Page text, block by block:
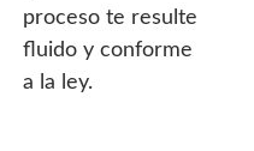
proceso te resulte
fluido y conforme
a la ley.